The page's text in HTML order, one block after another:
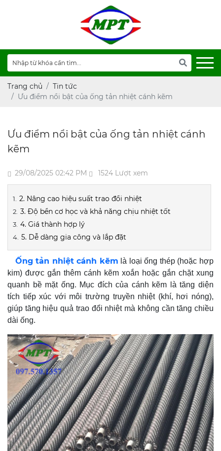
Trang chủ
Tin tức
Ưu điểm nổi bật của ống tản nhiệt cánh kẽm
Ưu điểm nổi bật của ống tản nhiệt cánh
kẽm
29/08/2025 02:42 PM 1524 Lượt xem
2. Nâng cao hiệu suất trao đổi nhiệt
3. Độ bền cơ học và khả năng chịu nhiệt tốt
4. Giá thành hợp lý
5. Dễ dàng gia công và lắp đặt
Ống tản nhiệt cánh kẽm là loại ống thép (hoặc hợp
kim) được gắn thêm cánh kẽm xoắn hoặc gắn chặt xung
quanh bề mặt ống. Mục đích của cánh kẽm là tăng diện
tích tiếp xúc với môi trường truyền nhiệt (khí, hơi nóng),
giúp tăng hiệu quả trao đổi nhiệt mà không cần tăng chiều
dài ống.